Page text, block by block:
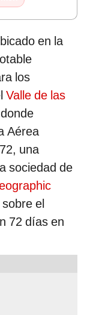
en la
los
Valle de las
Aérea
una
sociedad de
el
72 días en